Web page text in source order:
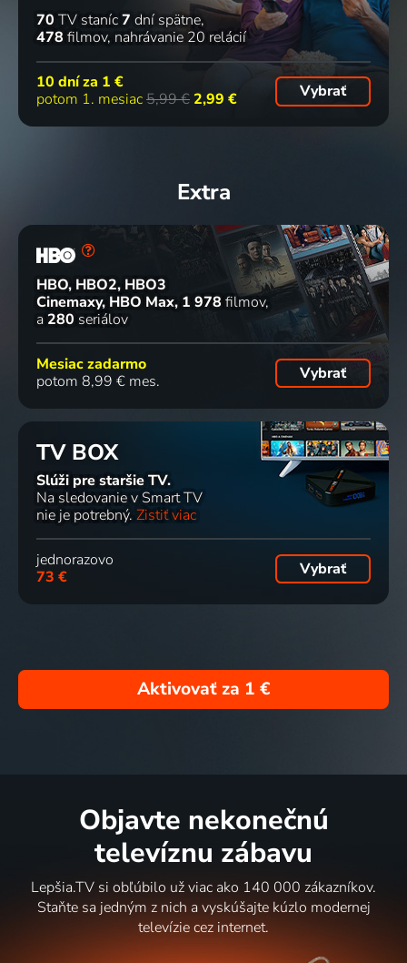
70 TV staníc7 dní spätne
478 filmov nahrávanie 20 relácií
10 dní za 1 €
potom 1. mesiac5,99 € 2,99 € Vybrať
Extra
HBO, HBO2, HBO3
Cinemaxy, HBO Max 1 978 filmov
a 280 seriálov
Mesiac zadarmo
potom 8,99 € mes.
Vybrať
TV BOX
Slúži pre staršie TV.
Na sledovanie v Smart TV
nie je potrebný. Zistiť viac
jednorazovo
73 €
Vybrať
Aktivovať za 1 €
Objavte nekonečnú
televíznu zábavu
Lepšia.TV si obľúbilo už viac ako 140 000 zákazníkov.
Staňte sa jedným z nich a vyskúšajte kúzlo modernej
televízie cez internet.